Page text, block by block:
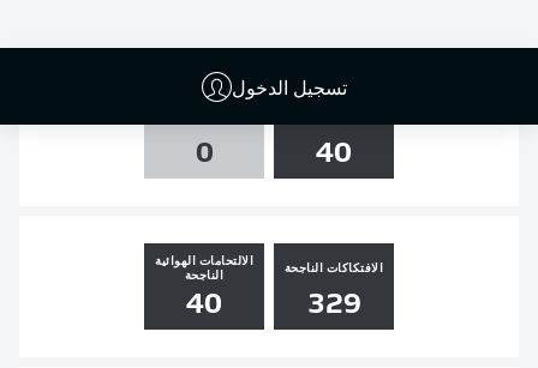
تسجيل الدخول
40
0
الافتكاكات الناجحة
329
الالتحامات الهوائية
الناجحة
40